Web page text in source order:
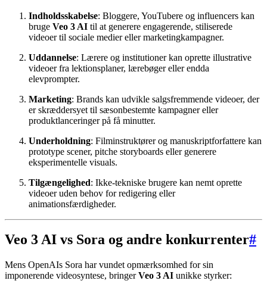
Indholdsskabelse: Bloggere, YouTubere og influencers kan
bruge Veo 3 AI til at generere engagerende, stiliserede
videoer til sociale medier eller marketingkampagner.
Uddannelse: Lærere og institutioner kan oprette illustrative
videoer fra lektionsplaner, lærebøger eller endda
elevprompter.
Marketing: Brands kan udvikle salgsfremmende videoer, der
er skræddersyet til sæsonbestemte kampagner eller
produktlanceringer på få minutter.
Underholdning: Filminstruktører og manuskriptforfattere kan
prototype scener, pitche storyboards eller generere
eksperimentelle visuals.
Tilgængelighed: Ikke-tekniske brugere kan nemt oprette
videoer uden behov for redigering eller
animationsfærdigheder.
Veo 3 AI vs Sora og andre konkurrenter#
Mens OpenAIs Sora har vundet opmærksomhed for sin
imponerende videosyntese, bringerVeo 3 AI unikke styrker: